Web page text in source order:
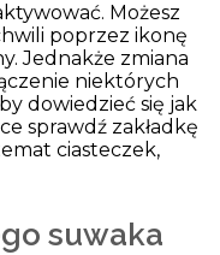
Możesz
poprzez ikonę
Jednakże zmiana
niektórych
dowiedzieć się jak
sprawdź zakładkę
ciasteczek,
suwaka